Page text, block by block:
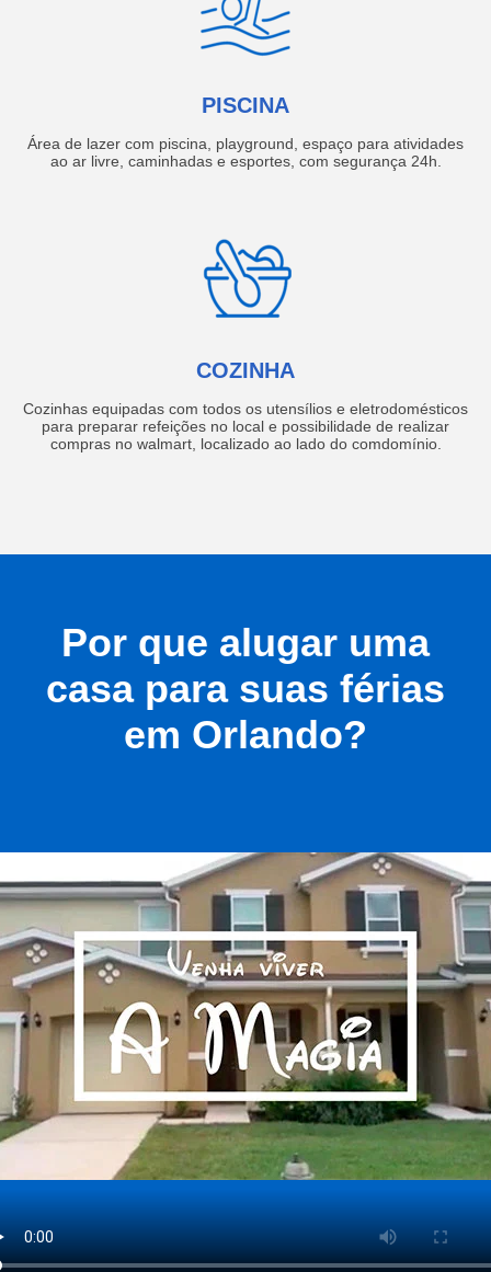
PISCINA
Área de lazer com piscina, playground, espaço para atividades
ao ar livre, caminhadas e esportes, com segurança 24h.
COZINHA
Cozinhas equipadas com todos os utensílios e eletrodomésticos
para preparar refeições no local e possibilidade de realizar
compras no walmart, localizado ao lado do comdomínio.
Por que alugar uma
casa para suas férias
em Orlando?